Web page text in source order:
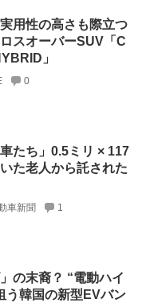
用性の高さも際立つ
スオーバーSUV「C
」
0
たち」0.5ミリ × 117
た老人から託された
車新聞 1
の末裔？ “電動ハイ
う韓国の新型EVバン